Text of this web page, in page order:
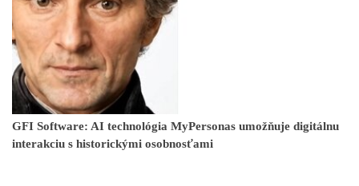
GFI Software: AI technológia MyPersonas umožňuje digitálnu
interakciu s historickými osobnosťami